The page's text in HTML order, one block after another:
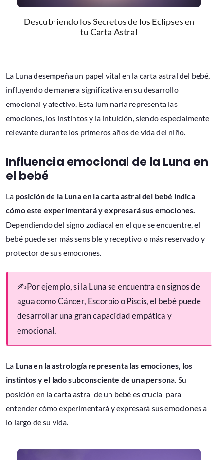
Descubriendo los Secretos de los Eclipses en
tu Carta Astral
La Luna desempeña un papel vital en la carta astral del bebé,
influyendo de manera significativa en su desarrollo
emocional y afectivo. Esta luminaria representa las
emociones, los instintos y la intuición, siendo especialmente
relevante durante los primeros años de vida del niño.
Influencia emocional de la Luna en
el bebé
La posición de la Luna en la carta astral del bebé indica
cómo este experimentará y expresará sus emociones.
Dependiendo del signo zodiacal en el que se encuentre, el
bebé puede ser más sensible y receptivo o más reservado y
protector de sus emociones.
✍Por ejemplo, si la Luna se encuentra en signos de
agua como Cáncer, Escorpio o Piscis, el bebé puede
desarrollar una gran capacidad empática y
emocional.
La Luna en la astrología representa las emociones, los
instintos y el lado subconsciente de una persona. Su
posición en la carta astral de un bebé es crucial para
entender cómo experimentará y expresará sus emociones a
lo largo de su vida.